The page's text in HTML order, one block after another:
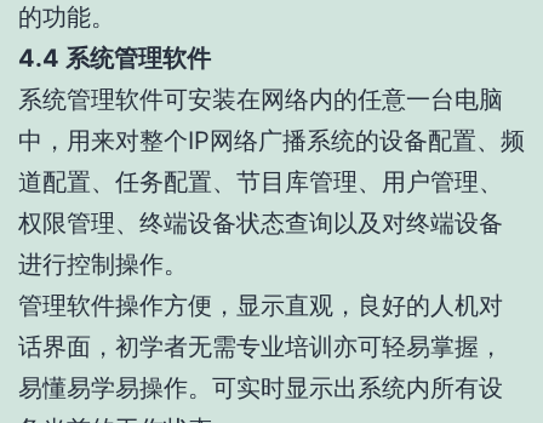
的功能。
4.4 系统管理软件
系统管理软件可安装在网络内的任意一台电脑
中，用来对整个IP网络广播系统的设备配置、频
道配置、任务配置、节目库管理、用户管理、
权限管理、终端设备状态查询以及对终端设备
进行控制操作。
管理软件操作方便，显示直观，良好的人机对
话界面，初学者无需专业培训亦可轻易掌握，
易懂易学易操作。可实时显示出系统内所有设